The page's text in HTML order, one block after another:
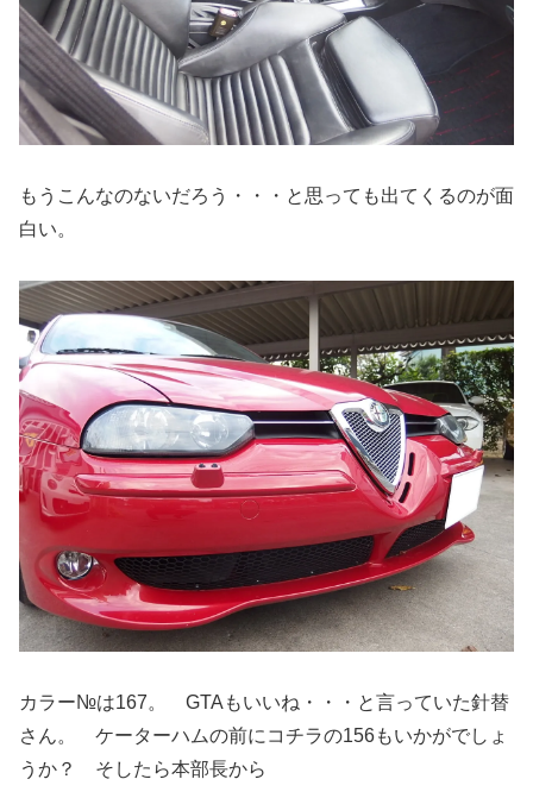
もうこんなのないだろう・・・と思っても出てくるのが面
白い。
カラー№は167。 GTAもいいね・・・と言っていた針替
さん。 ケーターハムの前にコチラの156もいかがでしょ
うか？ そしたら本部長から